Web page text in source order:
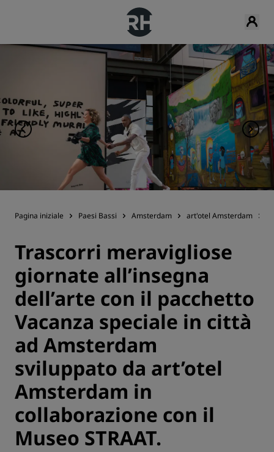
Pagina iniziale Paesi Bassi Amsterdam art'otel Amsterdam
Trascorri meravigliose
giornate all’insegna
dell’arte con il pacchetto
Vacanza speciale in città
ad Amsterdam
sviluppato da art’otel
Amsterdam in
collaborazione con il
Museo STRAAT.